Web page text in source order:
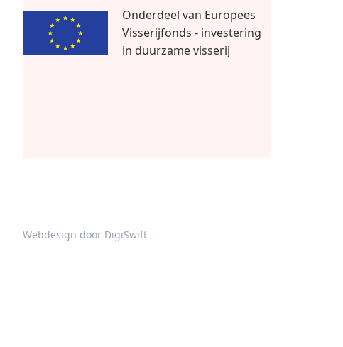
Onderdeel van Europees
Visserijfonds - investering
in duurzame visserij
Webdesign door DigiSwift